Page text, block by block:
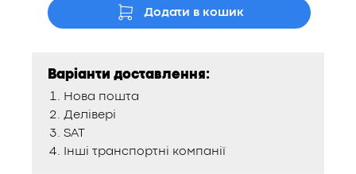
Додати в кошик
Варіанти доставлення:
Нова пошта
Делівері
SAT
Інші транспортні компанії